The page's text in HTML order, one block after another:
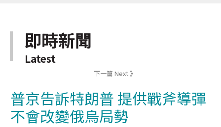
即時新聞
Latest
下一篇 Next 》
普京告訴特朗普 提供戰斧導彈
不會改變俄烏局勢